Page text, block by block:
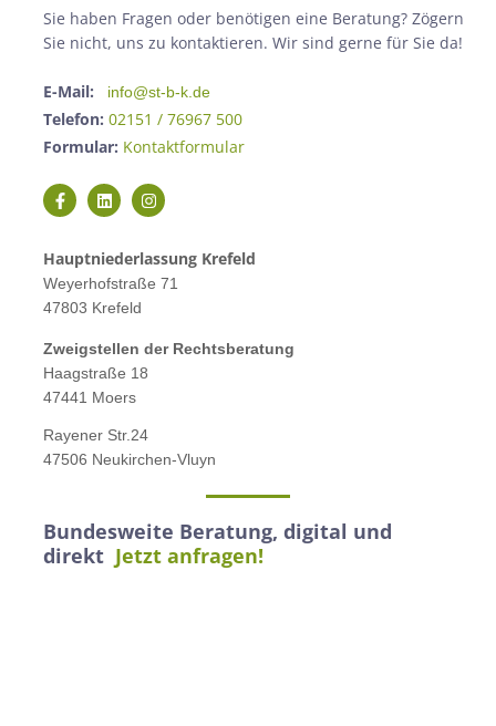
Sie haben Fragen oder benötigen eine Beratung? Zögern
Sie nicht, uns zu kontaktieren. Wir sind gerne für Sie da!
E-Mail: info@st-b-k.de
Telefon: 02151 / 76967 500
Formular: Kontaktformular
Hauptniederlassung Krefeld
Weyerhofstraße 71
47803 Krefeld
Zweigstellen der Rechtsberatung
Haagstraße 18
47441 Moers
Rayener Str.24
47506 Neukirchen-Vluyn
Bundesweite Beratung, digital und
direkt Jetzt anfragen!